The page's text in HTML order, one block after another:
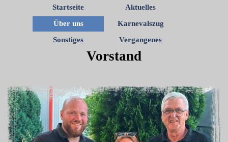
Startseite
Aktuelles
Über uns
Karnevalszug
Sonstiges
Vergangenes
Vorstand